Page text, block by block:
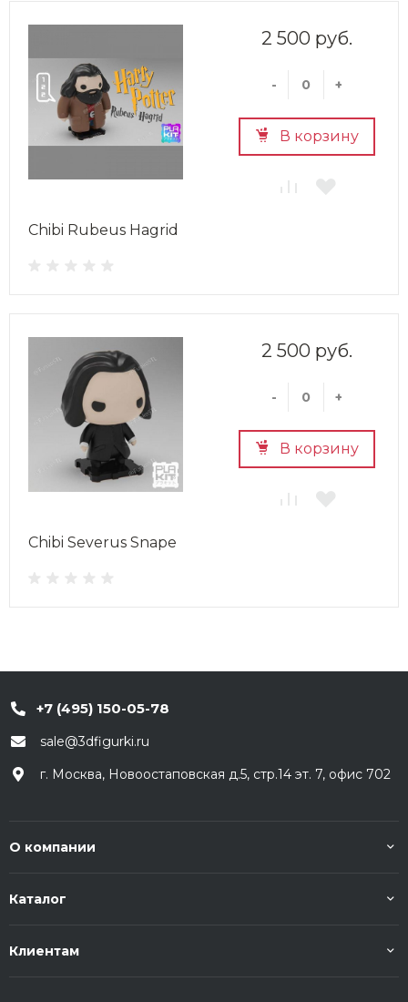
2 500 руб.
- +
В корзину
Chibi Rubeus Hagrid
2 500 руб.
- +
В корзину
Chibi Severus Snape
+7 (495) 150-05-78
sale@3dfigurki.ru
г. Москва, Новоостаповская д.5, стр.14 эт. 7, офис 702
О компании
Каталог
Клиентам